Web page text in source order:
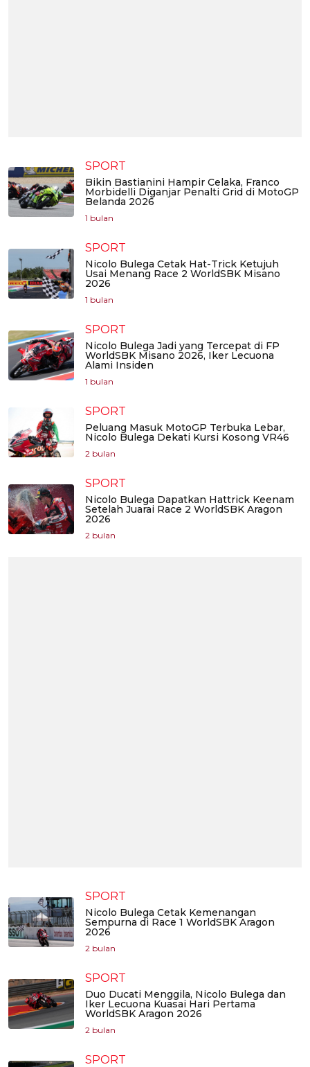
SPORT
Bikin Bastianini Hampir Celaka, Franco
Morbidelli Diganjar Penalti Grid di MotoGP
Belanda 2026
1 bulan
SPORT
Nicolo Bulega Cetak Hat-Trick Ketujuh
Usai Menang Race 2 WorldSBK Misano
2026
1 bulan
SPORT
Nicolo Bulega Jadi yang Tercepat di FP
WorldSBK Misano 2026, Iker Lecuona
Alami Insiden
1 bulan
SPORT
Peluang Masuk MotoGP Terbuka Lebar,
Nicolo Bulega Dekati Kursi Kosong VR46
2 bulan
SPORT
Nicolo Bulega Dapatkan Hattrick Keenam
Setelah Juarai Race 2 WorldSBK Aragon
2026
2 bulan
SPORT
Nicolo Bulega Cetak Kemenangan
Sempurna di Race 1 WorldSBK Aragon
2026
2 bulan
SPORT
Duo Ducati Menggila, Nicolo Bulega dan
Iker Lecuona Kuasai Hari Pertama
WorldSBK Aragon 2026
2 bulan
SPORT